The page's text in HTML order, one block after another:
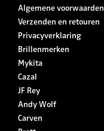
Algemene voorwaarden
Verzenden en retouren
Privacyverklaring
Brillenmerken
Mykita
Cazal
JF Rey
Andy Wolf
Carven